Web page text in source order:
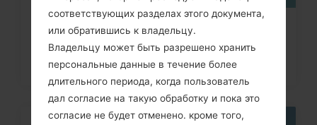
Как сделать Аппаратный сброс на
Samsung Galaxy Tab,...
соответствующих разделах этого документа,
или обратившись к владельцу.
Владельцу может быть разрешено хранить
персональные данные в течение более
длительного периода, когда пользователь
дал согласие на такую обработку и пока это
согласие не будет отменено. кроме того,